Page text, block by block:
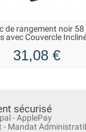
de rangement noir 58
avec Couvercle
31,08 €
sécurisé
- ApplePay
- Mandat